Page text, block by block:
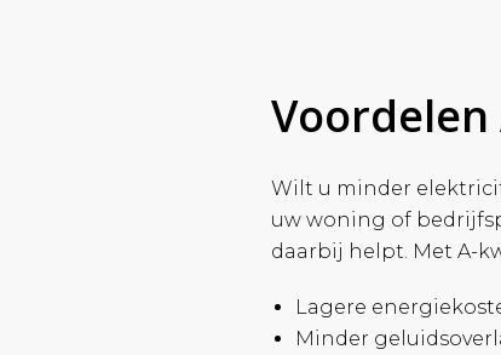
Wilt u minder
uw woning of
daarbij helpt. Met A-
Lagere
Minder